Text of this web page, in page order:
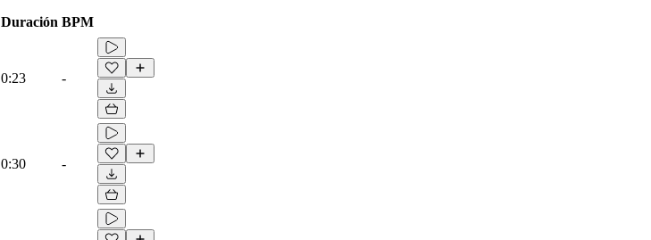
Duración BPM
0:23 -
0:30 -